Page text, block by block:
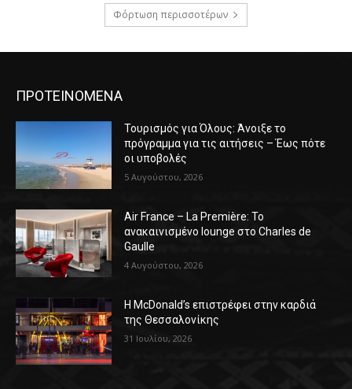
Φόρτωση περισσοτέρων
ΠΡΟΤΕΙΝΟΜΕΝΑ
Τουρισμός για Όλους: Άνοιξε το
πρόγραμμα για τις αιτήσεις – Έως πότε
οι υποβολές
5 Αυγούστου, 2026
Air France – La Première: Το
ανακαινισμένο lounge στο Charles de
Gaulle
4 Αυγούστου, 2026
Η McDonald’s επιστρέφει στην καρδιά
της Θεσσαλονίκης
31 Ιουλίου, 2026